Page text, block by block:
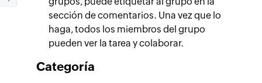
sección de comentarios. Una vez que lo
haga, todos los miembros del grupo
pueden ver la tarea y colaborar.
Categoría